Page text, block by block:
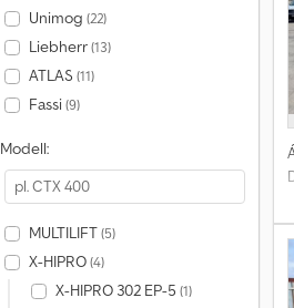
Unimog (22)
Liebherr(13)
ATLAS (11)
Fassi(9)
Modell:
MULTILIFT(5)
X-HIPRO(4)
X-HIPRO 302 EP-5 (1)